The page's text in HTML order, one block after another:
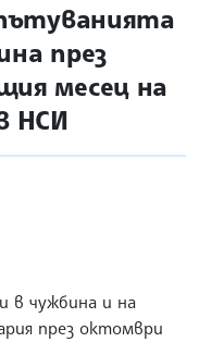
през
месец на
НСИ
в чужбина и на
през октомври